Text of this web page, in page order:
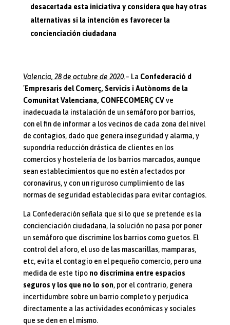
desacertada esta iniciativa y considera que hay otras
alternativas si la intención es favorecer la
concienciación ciudadana
Valencia, 28 de octubre de 2020.– La Confederació d
´Empresaris del Comerç, Servicis i Autònoms de la
Comunitat Valenciana, CONFECOMERÇ CVve
inadecuada la instalación de un semáforo por barrios,
con el fin de informar a los vecinos de cada zona del nivel
de contagios, dado que genera inseguridad y alarma, y
supondría reducción drástica de clientes en los
comercios y hostelería de los barrios marcados, aunque
sean establecimientos que no estén afectados por
coronavirus, y con un riguroso cumplimiento de las
normas de seguridad establecidas para evitar contagios.
La Confederación señala que si lo que se pretende es la
concienciación ciudadana, la solución no pasa por poner
un semáforo que discrimine los barrios como guetos. El
control del aforo, el uso de las mascarillas, mamparas,
etc, evita el contagio en el pequeño comercio, pero una
medida de este tipo no discrimina entre espacios
seguros y los que no lo son, por el contrario, genera
incertidumbre sobre un barrio completo y perjudica
directamente a las actividades económicas y sociales
que se den en el mismo.